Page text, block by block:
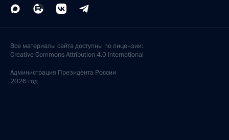
Все материалы сайта доступны по лицензии:
Creative Commons Attribution 4.0 International
Администрация Президента России
2026 год